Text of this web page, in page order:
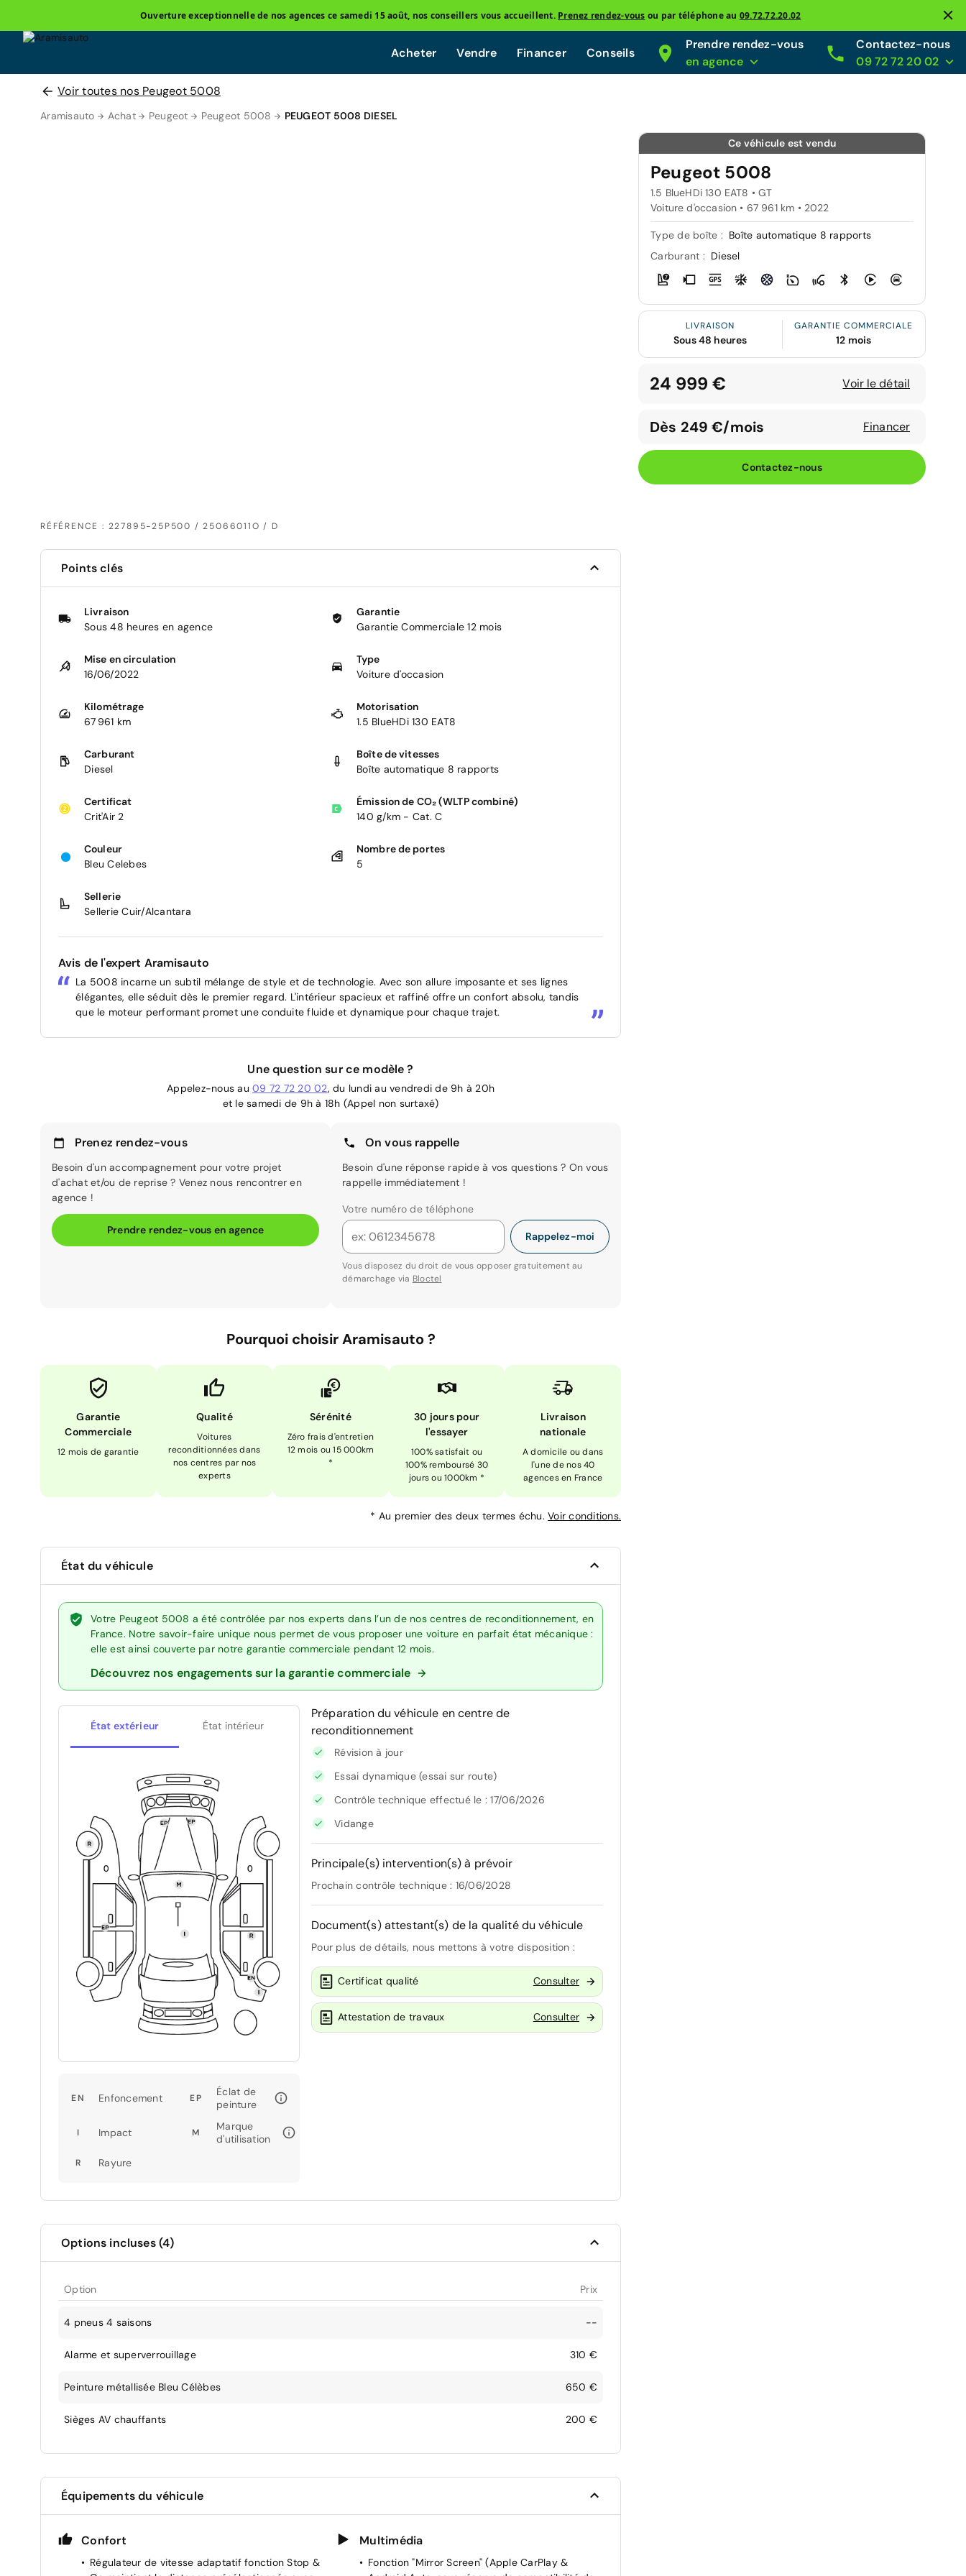
Ouverture exceptionnelle de nos agences ce samedi 15 août, nos conseillers vous accueillent. Prenez rendez-vous ou par téléphone au 09.72.72.20.02
Acheter Vendre Financer Conseils
Prendre rendez-vous
en agence
Contactez-nous
09 72 72 20 02
Voir toutes nos Peugeot 5008
Aramisauto Achat Peugeot Peugeot 5008 PEUGEOT 5008 DIESEL
RÉFÉRENCE : 227895-25P500 / 25066011O / D
Ce véhicule est vendu
Peugeot 5008
1.5 BlueHDi 130 EAT8 • GT
Voiture d'occasion • 67 961 km • 2022
Type de boîte : Boîte automatique 8 rapports
Carburant : Diesel
LIVRAISON
Sous 48 heures
GARANTIE COMMERCIALE
12 mois
24 999 € Voir le détail
Dès 249 €/mois Financer
Contactez-nous
Points clés
Livraison
Sous 48 heures en agence
Garantie
Garantie Commerciale 12 mois
Mise en circulation
16/06/2022
Type
Voiture d'occasion
Kilométrage
67 961 km
Motorisation
1.5 BlueHDi 130 EAT8
Carburant
Diesel
Boîte de vitesses
Boîte automatique 8 rapports
Certificat
Crit'Air 2
Émission de CO₂ (WLTP combiné)
140 g/km - Cat. C
Couleur
Bleu Celebes
Nombre de portes
5
Sellerie
Sellerie Cuir/Alcantara
Avis de l'expert Aramisauto
La 5008 incarne un subtil mélange de style et de technologie. Avec son allure imposante et ses lignes
élégantes, elle séduit dès le premier regard. L'intérieur spacieux et raffiné offre un confort absolu, tandis
que le moteur performant promet une conduite fluide et dynamique pour chaque trajet.
Une question sur ce modèle ?
Appelez-nous au 09 72 72 20 02, du lundi au vendredi de 9h à 20h
et le samedi de 9h à 18h (Appel non surtaxé)
Prenez rendez-vous
Besoin d'un accompagnement pour votre projet
d'achat et/ou de reprise ? Venez nous rencontrer en
agence !
Prendre rendez-vous en agence
On vous rappelle
Besoin d'une réponse rapide à vos questions ? On vous
rappelle immédiatement !
Votre numéro de téléphone
Rappelez-moi
Vous disposez du droit de vous opposer gratuitement au
démarchage via Bloctel
Pourquoi choisir Aramisauto ?
Garantie
Commerciale
12 mois de garantie
Qualité
Voitures
reconditionnées dans
nos centres par nos
experts
Sérénité
Zéro frais d'entretien
12 mois ou 15 000km
*
30 jours pour
l'essayer
100% satisfait ou
100% remboursé 30
jours ou 1000km *
Livraison
nationale
A domicile ou dans
l'une de nos 40
agences en France
* Au premier des deux termes échu. Voir conditions.
État du véhicule
Votre Peugeot 5008 a été contrôlée par nos experts dans l’un de nos centres de reconditionnement, en
France. Notre savoir-faire unique nous permet de vous proposer une voiture en parfait état mécanique :
elle est ainsi couverte par notre garantie commerciale pendant 12 mois.
Découvrez nos engagements sur la garantie commerciale
État extérieur État intérieur
EN Enfoncement EP
Éclat de
peinture
I Impact M
Marque
d'utilisation
R Rayure
Préparation du véhicule en centre de
reconditionnement
Révision à jour
Essai dynamique (essai sur route)
Contrôle technique effectué le : 17/06/2026
Vidange
Principale(s) intervention(s) à prévoir
Prochain contrôle technique : 16/06/2028
Document(s) attestant(s) de la qualité du véhicule
Pour plus de détails, nous mettons à votre disposition :
Certificat qualité Consulter
Attestation de travaux Consulter
Options incluses (4)
Option Prix
4 pneus 4 saisons --
Alarme et superverrouillage 310 €
Peinture métallisée Bleu Célèbes 650 €
Sièges AV chauffants 200 €
Équipements du véhicule
Confort
Régulateur de vitesse adaptatif fonction Stop &
Multimédia
Fonction "Mirror Screen" (Apple CarPlay &